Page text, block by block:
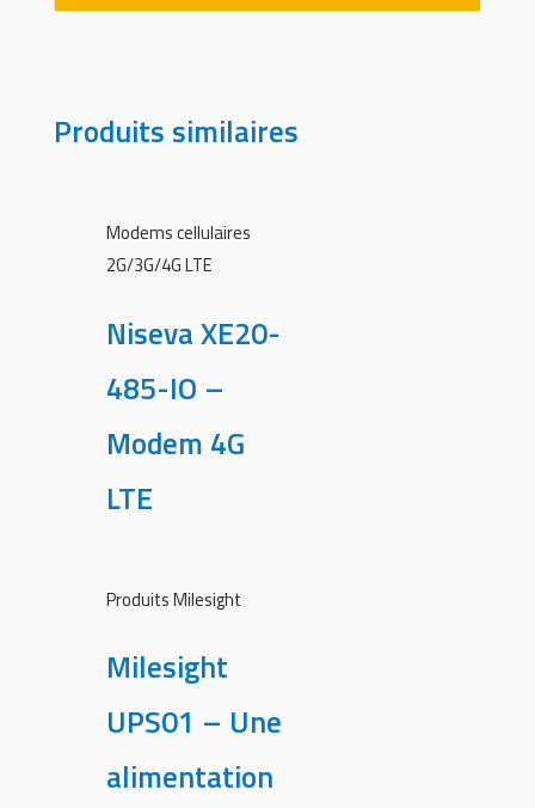
Produits similaires
Modems cellulaires
2G/3G/4G LTE
Niseva XE20-
485-IO –
Modem 4G
LTE
Produits Milesight
Milesight
UPS01 – Une
alimentation